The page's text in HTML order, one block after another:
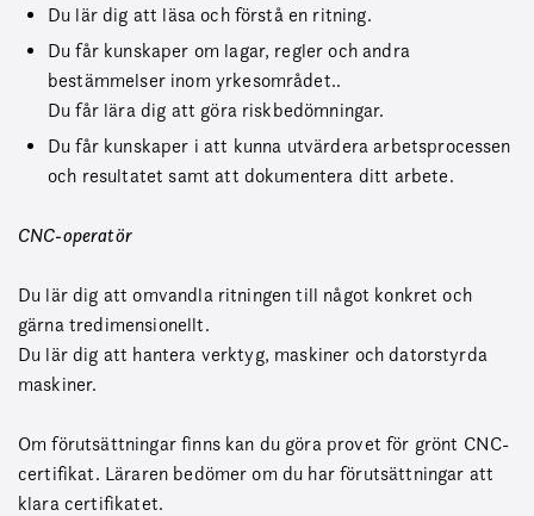
Du lär dig att läsa och förstå en ritning.
Du får kunskaper om lagar, regler och andra
bestämmelser inom yrkesområdet..
Du får lära dig att göra riskbedömningar.
Du får kunskaper i att kunna utvärdera arbetsprocessen
och resultatet samt att dokumentera ditt arbete.
CNC-operatör
Du lär dig att omvandla ritningen till något konkret och
gärna tredimensionellt.
Du lär dig att hantera verktyg, maskiner och datorstyrda
maskiner.
Om förutsättningar finns kan du göra provet för grönt CNC-
certifikat. Läraren bedömer om du har förutsättningar att
klara certifikatet.